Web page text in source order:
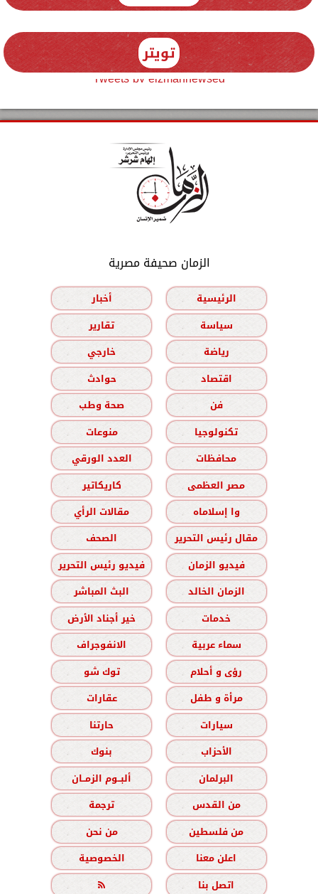
تويتر
Tweets by elzmannewseg
الزمان صحيفة مصرية
الرئيسية
أخبار
سياسة
تقارير
رياضة
خارجي
اقتصاد
حوادث
فن
صحة وطب
تكنولوجيا
منوعات
محافظات
العدد الورقي
مصر العظمى
كاريكاتير
وا إسلاماه
مقالات الرأي
مقال رئيس التحرير
الصحف
فيديو الزمان
فيديو رئيس التحرير
الزمان الخالد
البث المباشر
خدمات
خير أجناد الأرض
سماء عربية
الانفوجراف
رؤى و أحلام
توك شو
مرأة و طفل
عقارات
سيارات
حارتنا
الأحزاب
بنوك
البرلمان
ألبــوم الزمــان
من القدس
ترجمة
من فلسطين
من نحن
اعلن معنا
الخصوصية
اتصل بنا
